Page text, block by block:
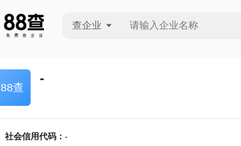
查企业
88查
-
社会信用代码： -